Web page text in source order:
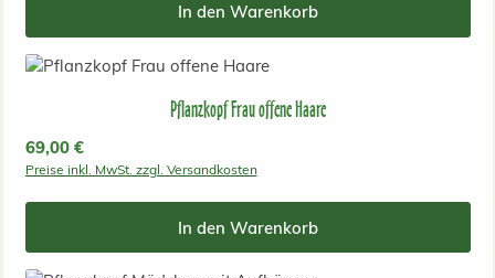
In den Warenkorb
Pflanzkopf Frau offene Haare
Regulärer Preis:
69,00 €
Preise inkl. MwSt. zzgl. Versandkosten
In den Warenkorb